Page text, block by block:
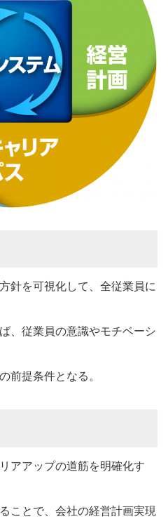
針を可視化して、全従業員に
、従業員の意識やモチベーシ
前提条件となる。
アアップの道筋を明確化す
ことで、会社の経営計画実現